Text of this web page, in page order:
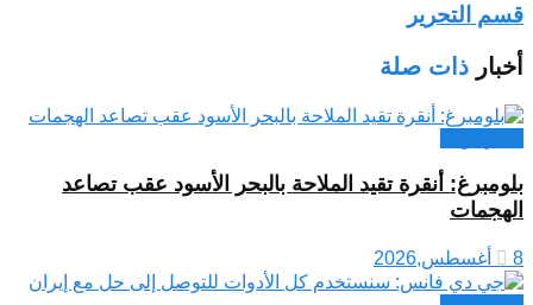
قسم التحرير
أخبار ذات صلة
بلومبرغ: أنقرة تقيد الملاحة بالبحر الأسود عقب تصاعد
الهجمات
8 أغسطس,2026